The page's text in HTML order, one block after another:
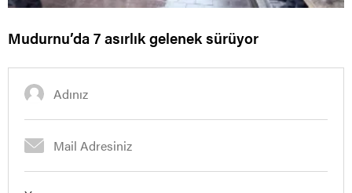
Mudurnu’da 7 asırlık gelenek sürüyor